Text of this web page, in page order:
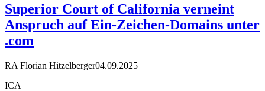
Superior Court of California verneint
Anspruch auf Ein-Zeichen-Domains unter
.com
RA Florian Hitzelberger04.09.2025
ICA